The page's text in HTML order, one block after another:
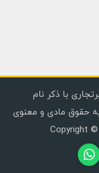
با ذکر نام
حقوق مادی و معنوی